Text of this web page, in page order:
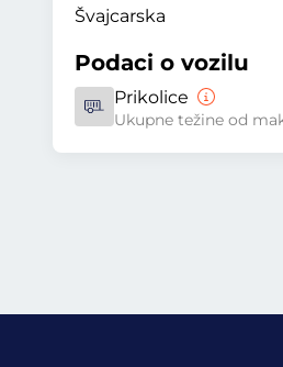
Švajcarska
Podaci o vozilu
Prikolice
Ukupne težine od